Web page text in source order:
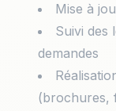
Mise à
Suivi des
demandes
(brochures,